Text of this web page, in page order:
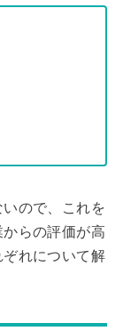
ので、これを
らの評価が高
れについて解